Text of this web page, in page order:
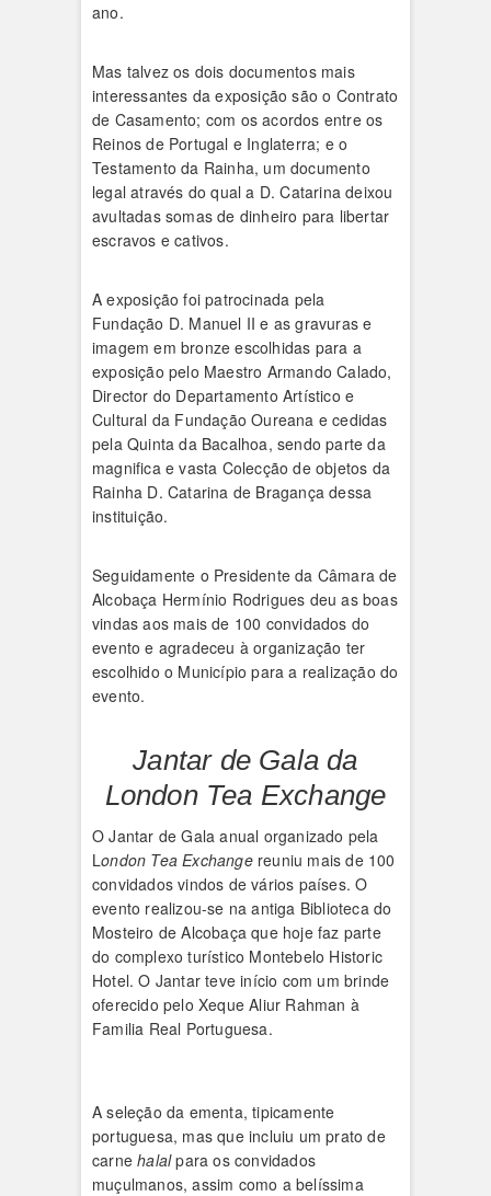
ano.
Mas talvez os dois documentos mais
interessantes da exposição são o Contrato
de Casamento; com os acordos entre os
Reinos de Portugal e Inglaterra; e o
Testamento da Rainha, um documento
legal através do qual a D. Catarina deixou
avultadas somas de dinheiro para libertar
escravos e cativos.
A exposição foi patrocinada pela
Fundação D. Manuel II e as gravuras e
imagem em bronze escolhidas para a
exposição pelo Maestro Armando Calado,
Director do Departamento Artístico e
Cultural da Fundação Oureana e cedidas
pela Quinta da Bacalhoa, sendo parte da
magnifica e vasta Colecção de objetos da
Rainha D. Catarina de Bragança dessa
instituição.
Seguidamente o Presidente da Câmara de
Alcobaça Hermínio Rodrigues deu as boas
vindas aos mais de 100 convidados do
evento e agradeceu à organização ter
escolhido o Município para a realização do
evento.
Jantar de Gala da
London Tea Exchange
O Jantar de Gala anual organizado pela
London Tea Exchange reuniu mais de 100
convidados vindos de vários países. O
evento realizou-se na antiga Biblioteca do
Mosteiro de Alcobaça que hoje faz parte
do complexo turístico Montebelo Historic
Hotel. O Jantar teve início com um brinde
oferecido pelo Xeque Aliur Rahman à
Familia Real Portuguesa.
A seleção da ementa, tipicamente
portuguesa, mas que incluiu um prato de
carnehalalpara os convidados
muçulmanos, assim como a belíssima